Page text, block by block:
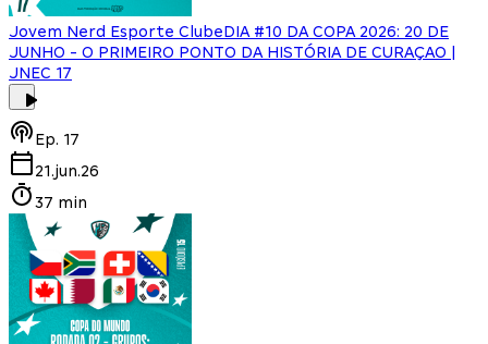
Jovem Nerd Esporte ClubeDIA #10 DA COPA 2026: 20 DE
JUNHO - O PRIMEIRO PONTO DA HISTÓRIA DE CURAÇAO |
JNEC 17
Ep. 17
21.jun.26
37 min